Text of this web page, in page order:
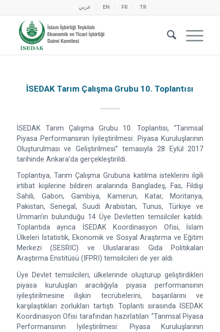
عربي EN FR TR
İSEDAK Tarım Çalışma Grubu 10. Toplantısı
İSEDAK Tarım Çalışma Grubu 10. Toplantısı, “Tarımsal
Piyasa Performansının İyileştirilmesi: Piyasa Kuruluşlarının
Oluşturulması ve Geliştirilmesi” temasıyla 28 Eylül 2017
tarihinde Ankara’da gerçekleştirildi.
Toplantıya, Tarım Çalışma Grubuna katılma isteklerini ilgili
irtibat kişilerine bildiren aralarında Bangladeş, Fas, Fildişi
Sahili, Gabon, Gambiya, Kamerun, Katar, Moritanya,
Pakistan, Senegal, Suudi Arabistan, Tunus, Türkiye ve
Umman’ın bulunduğu 14 Üye Devletten temsilciler katıldı.
Toplantıda ayrıca İSEDAK Koordinasyon Ofisi, İslam
Ülkeleri İstatistik, Ekonomik ve Sosyal Araştırma ve Eğitim
Merkezi (SESRIC) ve Uluslararası Gıda Politikaları
Araştırma Enstitüsü (IFPRI) temsilcileri de yer aldı.
Üye Devlet temsilcileri, ülkelerinde oluşturup geliştirdikleri
piyasa kuruluşları aracılığıyla piyasa performansının
iyileştirilmesine ilişkin tecrübelerini, başarılarını ve
karşılaştıkları zorlukları tartıştı. Toplantı sırasında İSEDAK
Koordinasyon Ofisi tarafından hazırlatılan “Tarımsal Piyasa
Performansının İyileştirilmesi: Piyasa Kuruluşlarının